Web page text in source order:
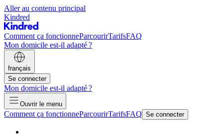
Aller au contenu principal
Kindred
Comment ça fonctionneParcourirTarifsFAQ
Mon domicile est-il adapté ?
français
Se connecter
Mon domicile est-il adapté ?
Ouvrir le menu
Comment ça fonctionneParcourirTarifsFAQ Se connecter